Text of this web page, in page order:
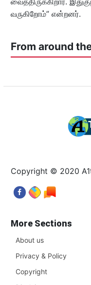
வருகிறோம்” என்றனர்.
From around
Copyright © 2020
More Sections
About us
Privacy & Policy
Copyright